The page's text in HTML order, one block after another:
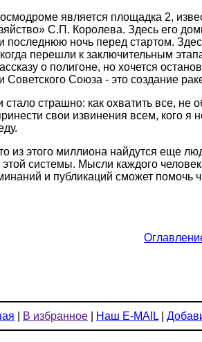
является площадка 2,
С.П. Королева. Здесь его
последнюю ночь перед стартом.
перешли к заключительным
о полигоне, но хочется
Советского Союза - это создание
стало страшно: как охватить все, не
свои извинения всем, кого я
из этого миллиона найдутся еще
этой системы. Мысли каждого
и публикаций сможет помочь
В избранное Наш E-MAIL